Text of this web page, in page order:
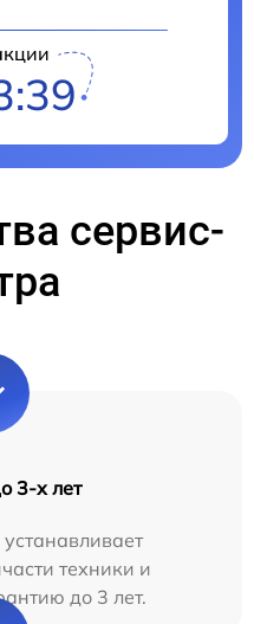
сервис-
3-х лет
техники и
до 3 лет.